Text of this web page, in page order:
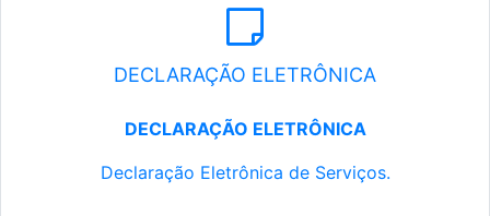
DECLARAÇÃO ELETRÔNICA
DECLARAÇÃO ELETRÔNICA
Declaração Eletrônica de Serviços.